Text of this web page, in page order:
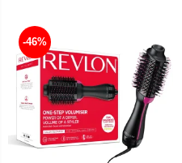
-46%